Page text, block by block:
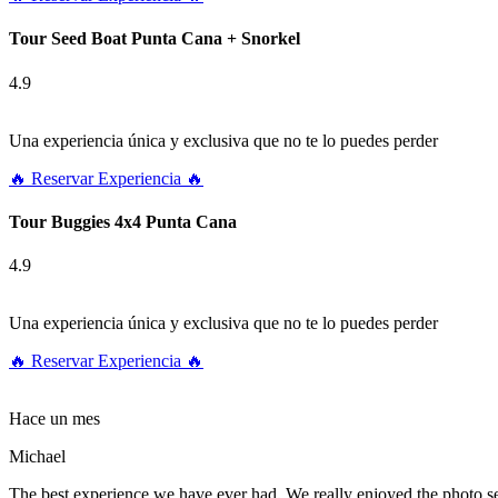
Tour Seed Boat Punta Cana + Snorkel
4.9
Una experiencia única y exclusiva que no te lo puedes perder
🔥 Reservar Experiencia 🔥
Tour Buggies 4x4 Punta Cana
4.9
Una experiencia única y exclusiva que no te lo puedes perder
🔥 Reservar Experiencia 🔥
Hace un mes
Michael